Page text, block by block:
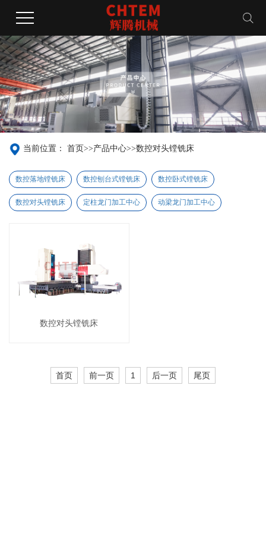
当前位置： 首页>>产品中心>>数控对头镗铣床
数控落地镗铣床 数控刨台式镗铣床 数控卧式镗铣床
数控对头镗铣床 定柱龙门加工中心 动梁龙门加工中心
数控对头镗铣床
首页 前一页 1 后一页 尾页